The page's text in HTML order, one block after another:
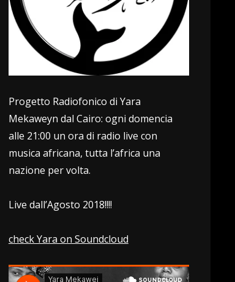
Progetto Radiofonico di Yara
Mekaweyn dal Cairo: ogni domencia
alle 21:00 un ora di radio live con
musica africana, tutta l’africa una
nazione per volta.
Live dall’Agosto 2018!!!!
check Yara on Soundcloud